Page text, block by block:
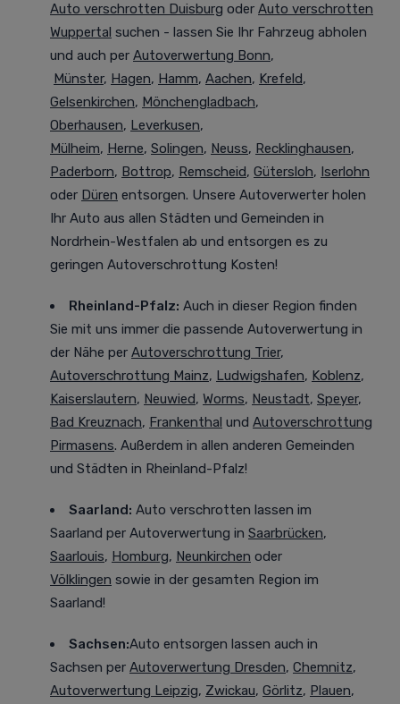
Auto verschrotten Duisburg oder Auto verschrotten
Wuppertal suchen - lassen Sie Ihr Fahrzeug abholen
und auch per Autoverwertung Bonn,
Münster, Hagen, Hamm, Aachen, Krefeld,
Gelsenkirchen, Mönchengladbach,
Oberhausen, Leverkusen,
Mülheim, Herne, Solingen, Neuss, Recklinghausen,
Paderborn, Bottrop, Remscheid, Gütersloh, Iserlohn
oder Düren entsorgen. Unsere Autoverwerter holen
Ihr Auto aus allen Städten und Gemeinden in
Nordrhein-Westfalen ab und entsorgen es zu
geringen Autoverschrottung Kosten!
Rheinland-Pfalz: Auch in dieser Region finden
Sie mit uns immer die passende Autoverwertung in
der Nähe per Autoverschrottung Trier,
Autoverschrottung Mainz, Ludwigshafen, Koblenz,
Kaiserslautern, Neuwied, Worms, Neustadt, Speyer,
Bad Kreuznach, Frankenthal und Autoverschrottung
Pirmasens. Außerdem in allen anderen Gemeinden
und Städten in Rheinland-Pfalz!
Saarland: Auto verschrotten lassen im
Saarland per Autoverwertung in Saarbrücken,
Saarlouis, Homburg, Neunkirchen oder
Völklingen sowie in der gesamten Region im
Saarland!
Sachsen:Auto entsorgen lassen auch in
Sachsen per Autoverwertung Dresden, Chemnitz,
Autoverwertung Leipzig, Zwickau, Görlitz, Plauen,